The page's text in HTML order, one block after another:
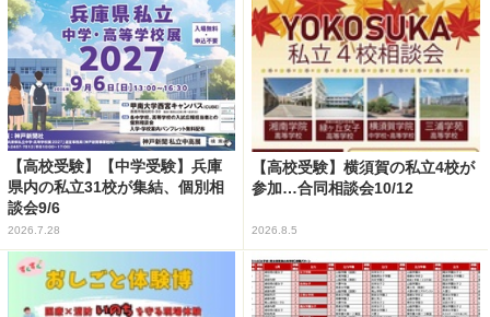
【高校受験】【中学受験】兵庫
県内の私立31校が集結、個別相
談会9/6
2026.7.28
【高校受験】横須賀の私立4校が
参加…合同相談会10/12
2026.8.5